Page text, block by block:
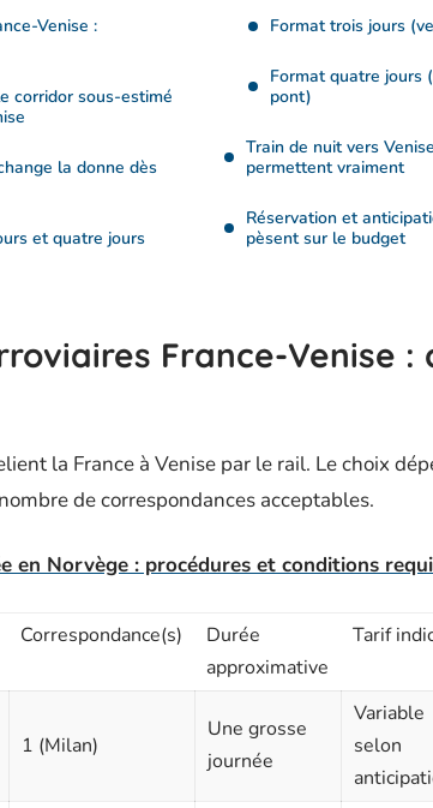
Venise :
corridor sous-estimé
la donne dès
et quatre jours
Format trois jours
Format quatre jours
pont)
Train de nuit vers
permettent vraiment
Réservation et
pèsent sur le budget
France-Venise
la France à Venise par le rail. Le choix
de correspondances acceptables.
en Norvège : procédures et conditions
Correspondance(s)
Durée
approximative
Tarif
1 (Milan)
Une grosse
journée
Variable
selon